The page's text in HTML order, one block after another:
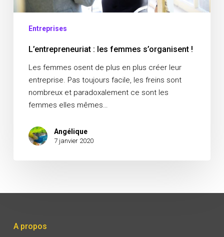
Entreprises
L’entrepreneuriat : les femmes s’organisent !
Les femmes osent de plus en plus créer leur
entreprise. Pas toujours facile, les freins sont
nombreux et paradoxalement ce sont les
femmes elles mêmes…
Angélique
7 janvier 2020
A propos